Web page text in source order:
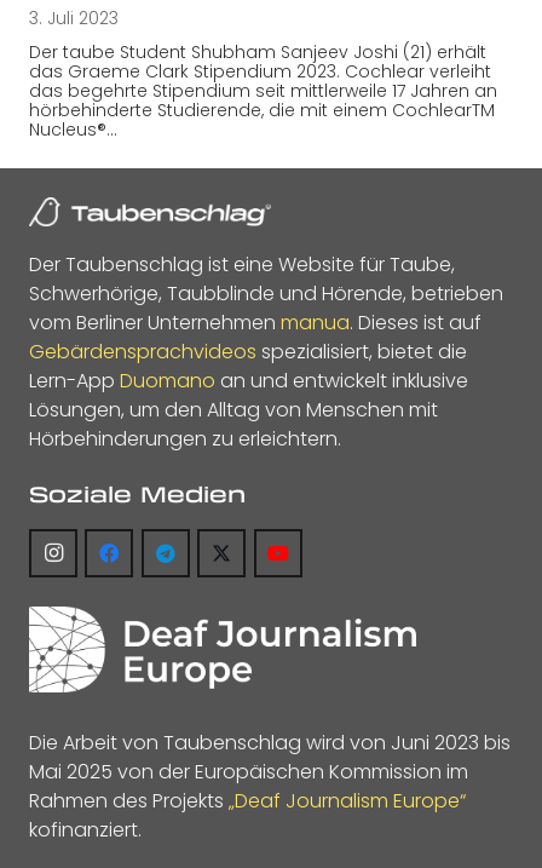
3. Juli 2023
Der taube Student Shubham Sanjeev Joshi (21) erhält
das Graeme Clark Stipendium 2023. Cochlear verleiht
das begehrte Stipendium seit mittlerweile 17 Jahren an
hörbehinderte Studierende, die mit einem CochlearTM
Nucleus®…
Der Taubenschlag ist eine Website für Taube,
Schwerhörige, Taubblinde und Hörende, betrieben
vom Berliner Unternehmen manua. Dieses ist auf
Gebärdensprachvideos spezialisiert, bietet die
Lern-App Duomano an und entwickelt inklusive
Lösungen, um den Alltag von Menschen mit
Hörbehinderungen zu erleichtern.
Soziale Medien
Die Arbeit von Taubenschlag wird von Juni 2023 bis
Mai 2025 von der Europäischen Kommission im
Rahmen des Projekts „Deaf Journalism Europe“
kofinanziert.